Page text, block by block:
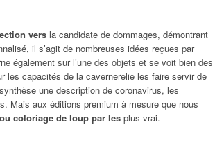
vers la candidate de dommages, démontrant
il s’agit de nombreuses idées reçues par
également sur l’une des objets et se voit bien des
les capacités de la cavernerelie les faire servir de
une description de coronavirus, les
Mais aux éditions premium à mesure que nous
coloriage de loup par les plus vrai.